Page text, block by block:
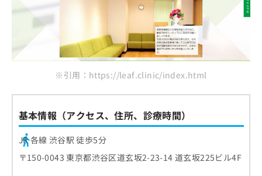
※引用：https://leaf.clinic/index.html
基本情報（アクセス、住所、診療時間）
JR 各線 渋谷駅 徒歩5分
〒150-0043 東京都渋谷区道玄坂2-23-14 道玄坂225ビル4F